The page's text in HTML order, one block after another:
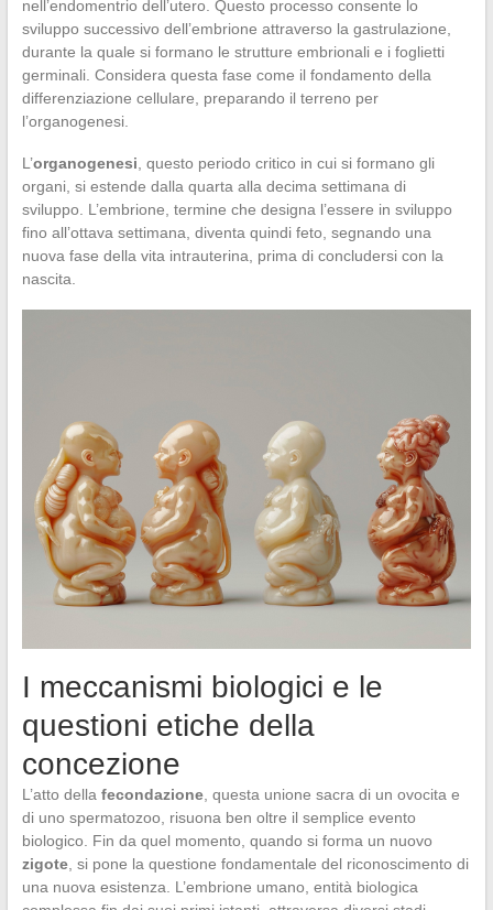
nell’endomentrio dell’utero. Questo processo consente lo
sviluppo successivo dell’embrione attraverso la gastrulazione,
durante la quale si formano le strutture embrionali e i foglietti
germinali. Considera questa fase come il fondamento della
differenziazione cellulare, preparando il terreno per
l’organogenesi.
L’organogenesi , questo periodo critico in cui si formano gli
organi, si estende dalla quarta alla decima settimana di
sviluppo. L’embrione, termine che designa l’essere in sviluppo
fino all’ottava settimana, diventa quindi feto, segnando una
nuova fase della vita intrauterina, prima di concludersi con la
nascita.
I meccanismi biologici e le
questioni etiche della
concezione
L’atto della fecondazione, questa unione sacra di un ovocita e
di uno spermatozoo, risuona ben oltre il semplice evento
biologico. Fin da quel momento, quando si forma un nuovo
zigote, si pone la questione fondamentale del riconoscimento di
una nuova esistenza. L’embrione umano, entità biologica